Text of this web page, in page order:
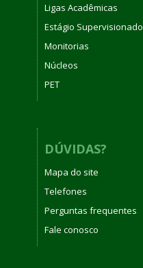
Ligas Acadêmicas
Estágio Supervisionado
Monitorias
Núcleos
PET
DÚVIDAS?
Mapa do site
Telefones
Perguntas frequentes
Fale conosco